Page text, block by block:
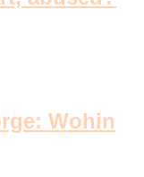
Wohin